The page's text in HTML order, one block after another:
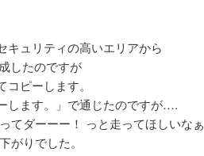
キュリティの高いエリアから
したのですが
ピーします。
します。」で通じたのですが….
てダーーー！ っと走ってほしいなぁ
がりでした。